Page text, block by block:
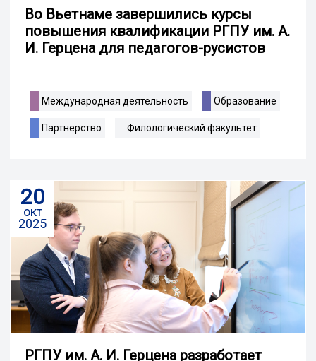
Во Вьетнаме завершились курсы
повышения квалификации РГПУ им. А.
И. Герцена для педагогов-русистов
Международная деятельность Образование
Партнерство Филологический факультет
20
окт
2025
РГПУ им. А. И. Герцена разработает